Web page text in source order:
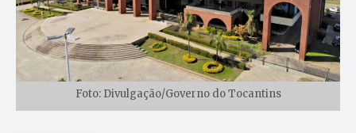
Foto: Divulgação/Governo do Tocantins